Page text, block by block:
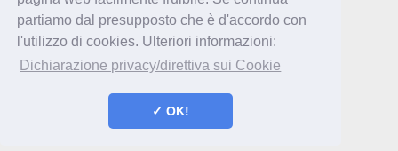
partiamo dal presupposto che è d'accordo con
l'utilizzo di cookies. Ulteriori informazioni:
Dichiarazione privacy/direttiva sui Cookie
✓ OK!
Ambito Professionale
Kinaesthetics nell'Assistenza
Kinaesthetics nell'Assistenza in Famiglia
Kinaesthetics nell'Educazione